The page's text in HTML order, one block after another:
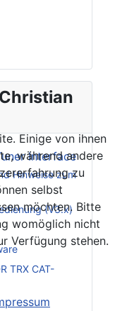
Interface
Hinweise zum
(V3.x)
TRX CAT-
Einige von ihnen
während andere
zu
selbst
möchten. Bitte
womöglich nicht
Verfügung stehen.